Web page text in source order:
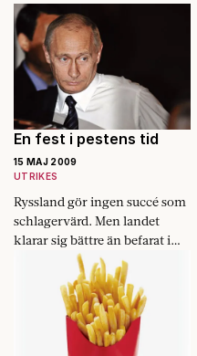
En fest i pestens tid
15 MAJ 2009
UTRIKES
Ryssland gör ingen succé som
schlagervärd. Men landet
klarar sig bättre än befarat i
nedgången.